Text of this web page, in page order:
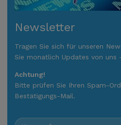
Newsletter
Tragen Sie sich für unseren
Sie monatlich Updates von uns
Achtung!
Bitte prüfen Sie Ihren Spam-
Bestätigungs-Mail.